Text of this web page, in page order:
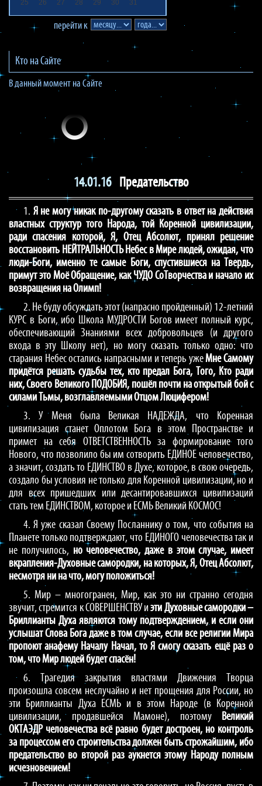
25
26 27 28 29 30 31
перейти к
Кто на Сайте
В данный момент на Сайте
14.01.16 Предательство
1. Я не могу никак по-другому сказать в ответ на действия
властных структур того Народа, той Коренной цивилизации,
ради спасения которой, Я, Отец Абсолют, принял решение
восстановить НЕЙТРАЛЬНОСТЬ Небес в Мире людей, ожидая, что
люди-Боги, именно те самые Боги, спустившиеся на Твердь,
примут это Моё Обращение, как ЧУДО СоТворчества и начало их
возвращения на Олимп!
2. Не буду обсуждать этот (напрасно пройденный) 12-летний
КУРС в Боги, ибо Школа МУДРОСТИ Богов имеет полный курс,
обеспечивающий Знаниями всех добровольцев (и другого
входа в эту Школу нет), но могу сказать только одно: что
старания Небес остались напрасными и теперь ужеМне Самому
придётся решать судьбы тех, кто предал Бога, Того, Кто ради
них, Своего Великого ПОДОБИЯ, пошёл почти на открытый бой с
силами Тьмы, возглавляемыми Отцом Люцифером!
3. У Меня была Великая НАДЕЖДА, что Коренная
цивилизация станет Оплотом Бога в этом Пространстве и
примет на себя ОТВЕТСТВЕННОСТЬ за формирование того
Нового, что позволило бы им сотворить ЕДИНОЕ человечество,
а значит, создать то ЕДИНСТВО в Духе, которое, в свою очередь,
создало бы условия не только для Коренной цивилизации, но и
для всех пришедших или десантировавшихся цивилизаций
стать тем ЕДИНСТВОМ, которое и ЕСМЬ Великий КОСМОС!
4. Я уже сказал Своему Посланнику о том, что события на
Планете только подтверждают, что ЕДИНОГО человечества так и
не получилось, но человечество, даже в этом случае, имеет
вкрапления-Духовные самородки, на которых, Я, Отец Абсолют,
несмотря ни на что, могу положиться!
5. Мир – многогранен, Мир, как это ни странно сегодня
звучит, стремится к СОВЕРШЕНСТВУ иэти Духовные самородки –
Бриллианты Духа являются тому подтверждением, и если они
услышат Слова Бога даже в том случае, если все религии Мира
пропоют анафему Началу Начал, то Я смогу сказать ещё раз о
том, что Мир людей будет спасён!
6. Трагедия закрытия властями Движения Творца
произошла совсем неслучайно и нет прощения для России, но
эти Бриллианты Духа ЕСМЬ и в этом Народе (в Коренной
цивилизации, продавшейся Мамоне), поэтому Великий
ОКТАЭДР человечества всё равно будет достроен, но контроль
за процессом его строительства должен быть строжайшим, ибо
предательство во второй раз аукнется этому Народу полным
исчезновением!